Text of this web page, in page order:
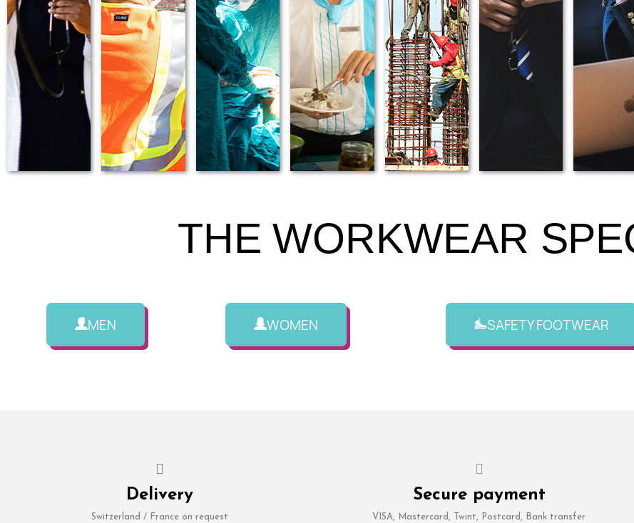
THE WORKWEAR
MEN WOMEN SAFETY FOOTWEAR
Delivery
Switzerland / France on request
Secure payment
VISA, Mastercard, Twint, Postcard, Bank transfer